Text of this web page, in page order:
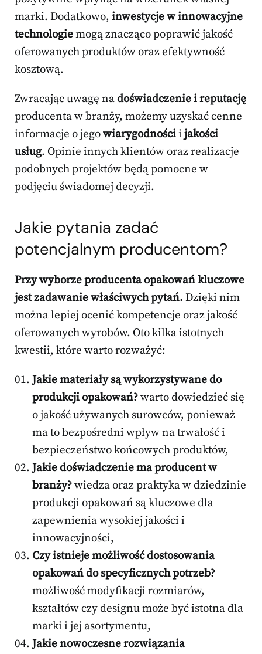
marki. Dodatkowo, inwestycje w innowacyjne
technologiemogą znacząco poprawić jakość
oferowanych produktów oraz efektywność
kosztową.
Zwracając uwagę nadoświadczenie i reputację
producenta w branży, możemy uzyskać cenne
informacje o jegowiarygodnościi jakości
usług. Opinie innych klientów oraz realizacje
podobnych projektów będą pomocne w
podjęciu świadomej decyzji.
Jakie pytania zadać
potencjalnym producentom?
Przy wyborze producenta opakowań kluczowe
jest zadawanie właściwych pytań. Dzięki nim
można lepiej ocenić kompetencje oraz jakość
oferowanych wyrobów. Oto kilka istotnych
kwestii, które warto rozważyć:
Jakie materiały są wykorzystywane do
produkcji opakowań?warto dowiedzieć się
o jakość używanych surowców, ponieważ
ma to bezpośredni wpływ na trwałość i
bezpieczeństwo końcowych produktów,
Jakie doświadczenie ma producent w
branży?wiedza oraz praktyka w dziedzinie
produkcji opakowań są kluczowe dla
zapewnienia wysokiej jakości i
innowacyjności,
Czy istnieje możliwość dostosowania
opakowań do specyficznych potrzeb?
możliwość modyfikacji rozmiarów,
kształtów czy designu może być istotna dla
marki i jej asortymentu,
Jakie nowoczesne rozwiązania